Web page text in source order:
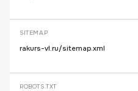
SITEMAP
rakurs-vl.ru/sitemap.xml
ROBOTS.TXT